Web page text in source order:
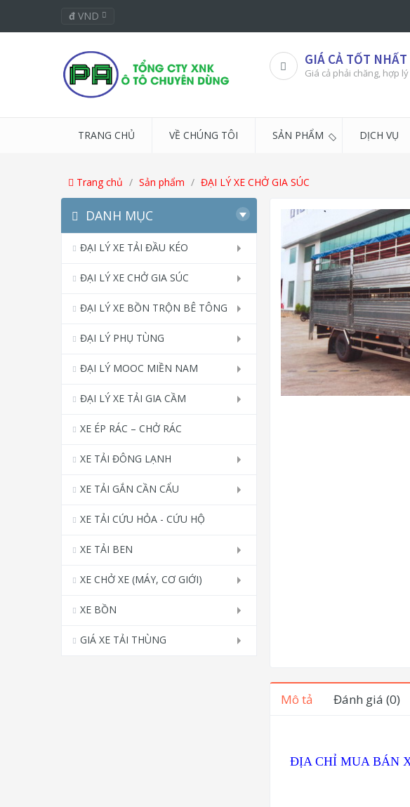
đ VND
GIÁ CẢ TỐT NHẤT
Giá cả phải chăng, hợp lý
TRANG CHỦ VỀ CHÚNG TÔI SẢN PHẨM DỊCH VỤ
Trang chủ Sản phẩm ĐẠI LÝ XE CHỞ GIA SÚC
DANH MỤC
ĐẠI LÝ XE TẢI ĐẦU KÉO
ĐẠI LÝ XE CHỞ GIA SÚC
ĐẠI LÝ XE BỒN TRỘN BÊ TÔNG
ĐẠI LÝ PHỤ TÙNG
ĐẠI LÝ MOOC MIỀN NAM
ĐẠI LÝ XE TẢI GIA CẦM
XE ÉP RÁC – CHỞ RÁC
XE TẢI ĐÔNG LẠNH
XE TẢI GẮN CẦN CẨU
XE TẢI CỨU HỎA - CỨU HỘ
XE TẢI BEN
XE CHỞ XE (MÁY, CƠ GIỚI)
XE BỒN
GIÁ XE TẢI THÙNG
Mô tả Đánh giá (0)
ĐỊA CHỈ MUA BÁN